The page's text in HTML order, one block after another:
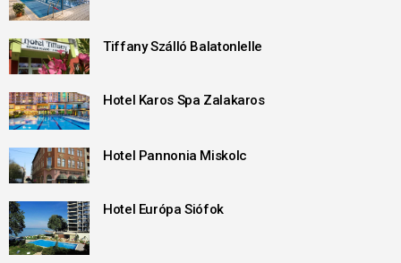
Tiffany Szálló Balatonlelle
Hotel Karos Spa Zalakaros
Hotel Pannonia Miskolc
Hotel Európa Siófok